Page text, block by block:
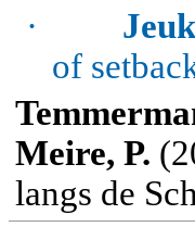
·
of
Meire, P.
langs de